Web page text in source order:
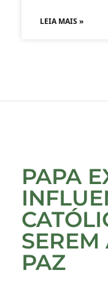
LEIA MAIS »
PAPA
SEREM
PAZ